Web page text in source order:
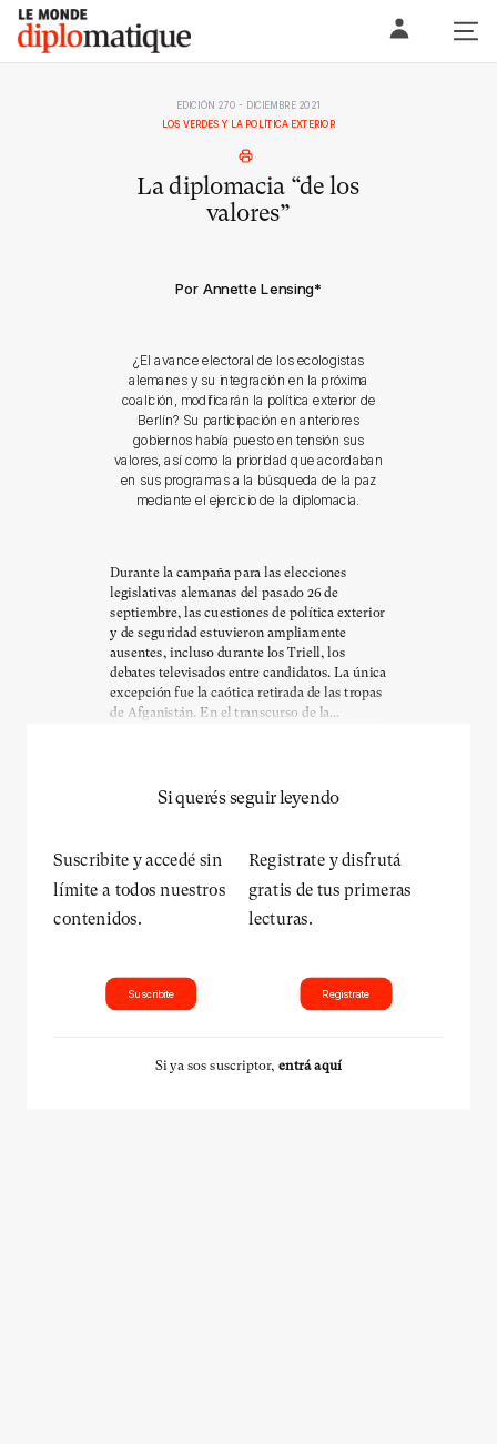
Skip
content
Le monde diplomatique
EDICIÓN 270 - DICIEMBRE 2021
LOS VERDES Y LA POLÍTICA EXTERIOR
La diplomacia “de los
valores”
Por Annette Lensing*
¿El avance electoral de los ecologistas
alemanes y su integración en la próxima
coalición, modificarán la política exterior de
Berlín? Su participación en anteriores
gobiernos había puesto en tensión sus
valores, así como la prioridad que acordaban
en sus programas a la búsqueda de la paz
mediante el ejercicio de la diplomacia.
Durante la campaña para las elecciones
legislativas alemanas del pasado 26 de
septiembre, las cuestiones de política exterior
y de seguridad estuvieron ampliamente
ausentes, incluso durante los Triell, los
debates televisados entre candidatos. La única
excepción fue la caótica retirada de las tropas
de Afganistán. En el transcurso de la...
Si querés seguir leyendo
Suscribite y accedé sin
límite a todos nuestros
contenidos.
Suscribite
Registrate y disfrutá
gratis de tus primeras
lecturas.
Registrate
Si ya sos suscriptor, entrá aquí